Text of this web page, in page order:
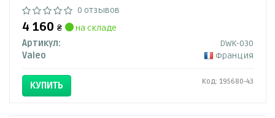
0 отзывов
4 160 ₴
на складе
Артикул:
DWK-030
Valeo
Франция
КУПИТЬ Код: 195680-43